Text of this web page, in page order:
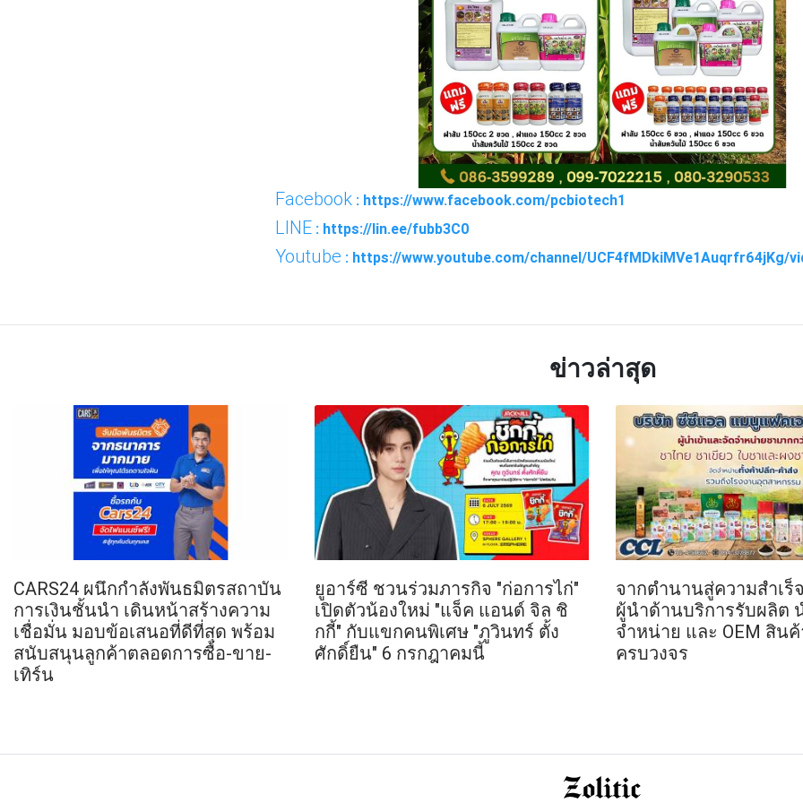
Facebook : https://www.facebook.com/pcbiotech1
LINE : https://lin.ee/fubb3C0
Youtube : https://www.youtube.com/channel/UCF4fMDkiMVe1Auqrfr64jKg/
ข่าวล่าสุด
CARS24 ผนึกกำลังพันธมิตรสถาบัน
การเงินชั้นนำ เดินหน้าสร้างความ
เชื่อมั่น มอบข้อเสนอที่ดีที่สุด พร้อม
สนับสนุนลูกค้าตลอดการซื้อ-ขาย-
เทิร์น
ยูอาร์ซี ชวนร่วมภารกิจ "ก่อการไก่"
เปิดตัวน้องใหม่ "แจ็ค แอนด์ จิล ชิ
กกี้" กับแขกคนพิเศษ "ภูวินทร์ ตั้ง
ศักดิ์ยืน" 6 กรกฎาคมนี้
จากตำนานสู่ความสำเร็จ
ผู้นำด้านบริการรับผลิต
จำหน่าย และ OEM สิน
ครบวงจร